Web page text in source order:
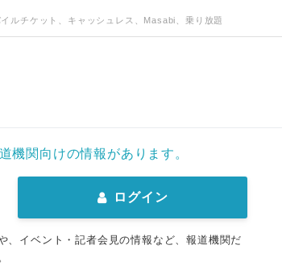
ルチケット、キャッシュレス、Masabi、乗り放題
機関向けの情報があります。
ログイン
、イベント・記者会見の情報など、報道機関だ